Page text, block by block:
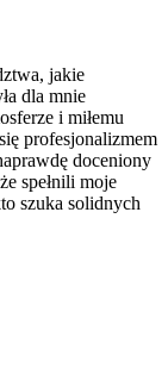
jakie
dla mnie
i miłemu
profesjonalizmem
doceniony
spełnili moje
szuka solidnych